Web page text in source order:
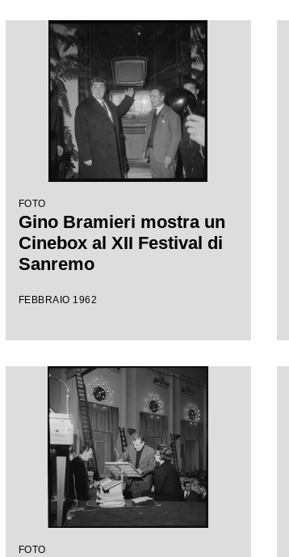
FOTO
Gino Bramieri mostra un
Cinebox al XII Festival di
Sanremo
FEBBRAIO 1962
FOTO